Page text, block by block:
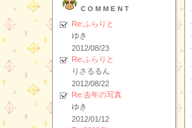
COMMENT
Re:ふらりと
ゆき
2012/08/23
Re:ふらりと
りさるるん
2012/08/22
Re:去年の写真
ゆき
2012/01/12